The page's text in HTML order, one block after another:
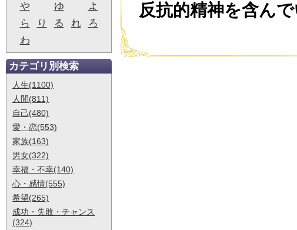
反抗的精神を含んで
や
ゆ
よ
ら
り る れ
ろ
わ
カテゴリ別検索
人生(1100)
人間(811)
自己(480)
愛・恋(553)
家族(163)
男女(322)
幸福・不幸(140)
心・感情(555)
希望(265)
成功・失敗・チャンス
(324)